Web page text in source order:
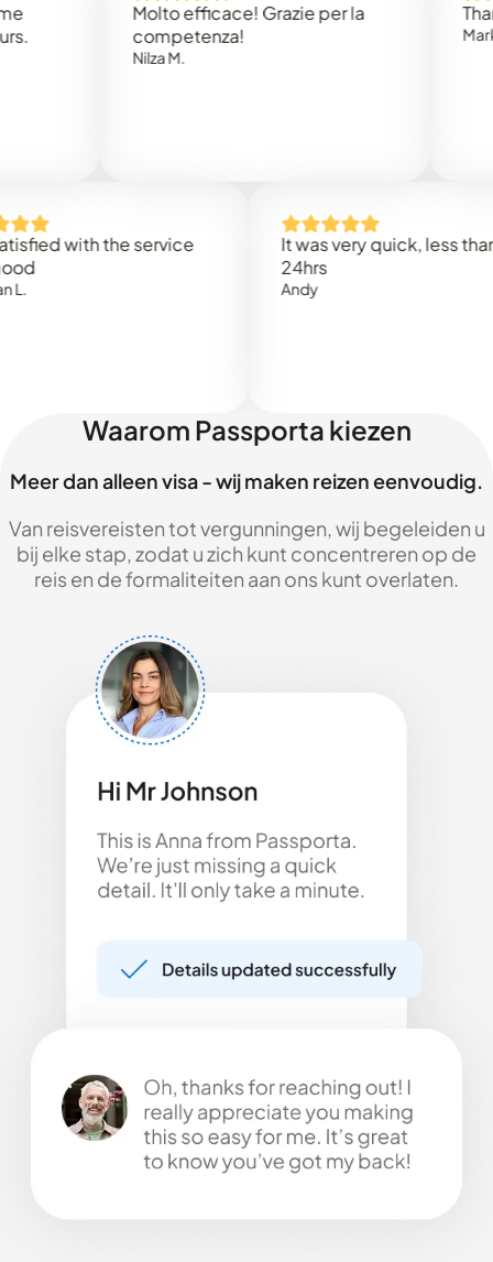
Molto efficace! Grazie per la
competenza!
Thank
with the service
It was very quick, less than
Waarom Passporta kiezen
Meer dan alleen visa - wij maken reizen eenvoudig.
Van reisvereisten tot vergunningen, wij begeleiden u
bij elke stap, zodat u zich kunt concentreren op de
reis en de formaliteiten aan ons kunt overlaten.